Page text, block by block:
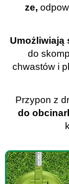
ze,
Umożliwiają
do
chwastów i
Przypon z
do